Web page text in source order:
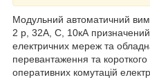
Модульний автоматичний
2 р, 32А, C, 10кА
електричних мереж та
перевантаження та
оперативних комутацій